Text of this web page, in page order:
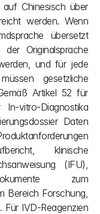
auf Chinesisch über
werden. Wenn
übersetzt
Originalsprache
und für jede
gesetzliche
Artikel 52 für
vitro-Diagnostika
Daten
klinische
(IFU),
zum
Bereich Forschung,
Für IVD-Reagenzien